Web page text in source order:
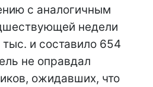
с аналогичным
недели
и составило 654
не оправдал
ожидавших, что